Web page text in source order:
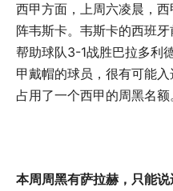
西甲方面，上周六凌晨，
阵韦斯卡。韦斯卡的西班牙
帮助球队3-1战胜巴拉多利
甲戴帽的球员，很有可能
占用了一个西甲的周黑名额
本周周黑有萨拉赫，只能说